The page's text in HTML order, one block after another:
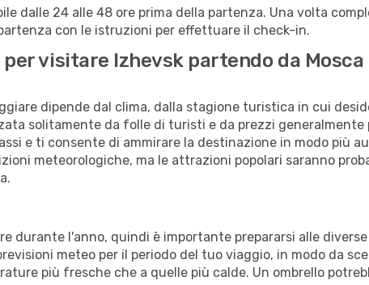
dalle 24 alle 48 ore prima della partenza. Una volta
con le istruzioni per effettuare il check-in.
visitare Izhevsk partendo da Mosca
dipende dal clima, dalla stagione turistica in cui
solitamente da folle di turisti e da prezzi
e ti consente di ammirare la destinazione in modo più
meteorologiche, ma le attrazioni popolari saranno
durante l'anno, quindi è importante prepararsi alle
meteo per il periodo del tuo viaggio, in modo da
più fresche che a quelle più calde. Un ombrello